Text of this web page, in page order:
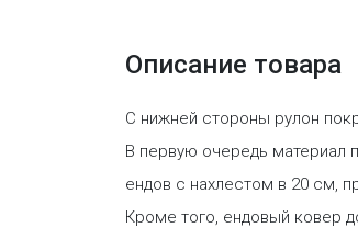
Описание товара
С нижней стороны рулон
В первую очередь материал
ендов с нахлестом в 20 см,
Кроме того, ендовый ковер